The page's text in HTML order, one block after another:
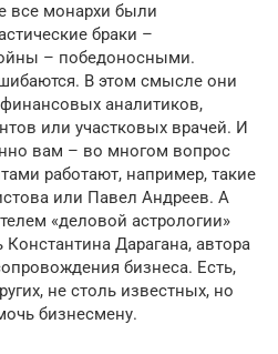
все монархи были
браки –
– победоносными.
В этом смысле они
аналитиков,
или участковых врачей. И
вам – во многом вопрос
работают, например, такие
или Павел Андреев. А
«деловой астрологии»
Дарагана, автора
бизнеса. Есть,
не столь известных, но
бизнесмену.